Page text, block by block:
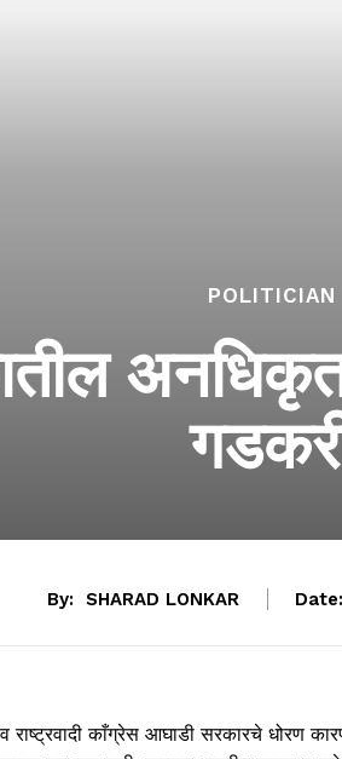
POLITICIAN
By: SHARAD LONKAR Date:
राष्ट्रवादी काँग्रेस आघाडी सरकारचे धोरण